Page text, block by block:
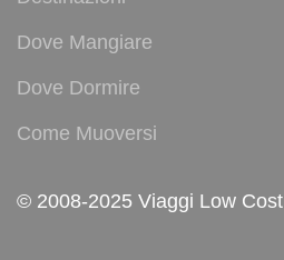
Dove Mangiare
Dove Dormire
Come Muoversi
© 2008-2025 Viaggi Low Cost